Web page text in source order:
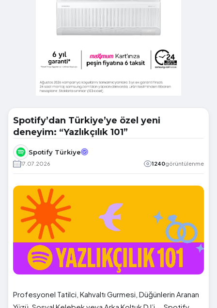
Spotify’dan Türkiye’ye özel yeni
deneyim: “Yazlıkçılık 101”
Spotify Türkiye
17.07.2026 1240görüntülenme
Profesyonel Tatilci, Kahvaltı Gurmesi, Düğünlerin Aranan